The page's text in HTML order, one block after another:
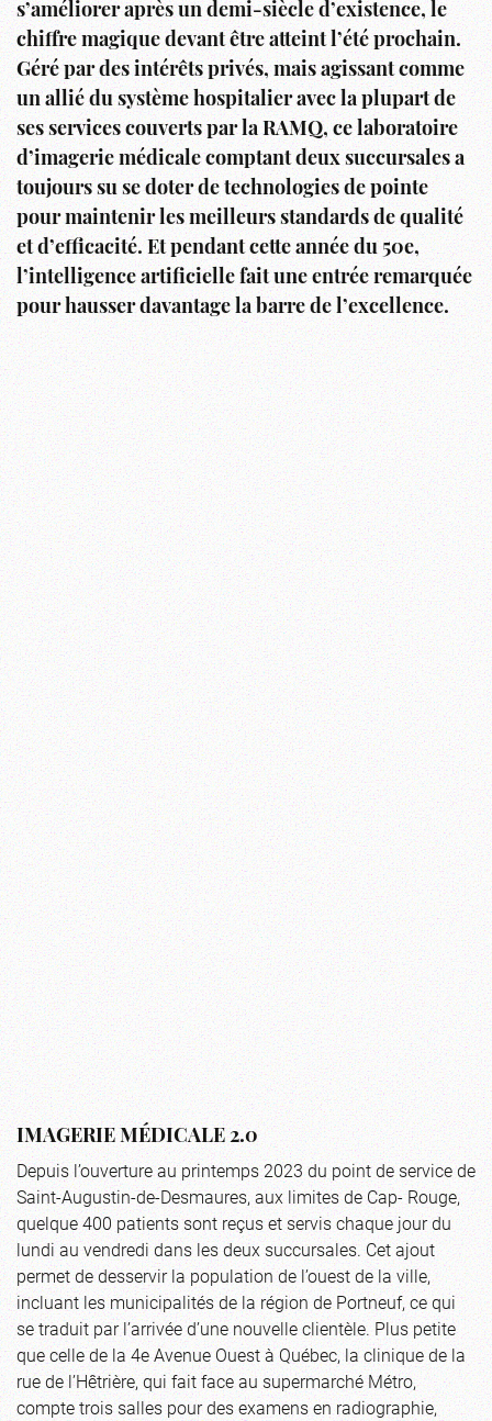
s’améliorer après un demi-siècle d’existence, le
chiffre magique devant être atteint l’été prochain.
Géré par des intérêts privés, mais agissant comme
un allié du système hospitalier avec la plupart de
ses services couverts par la RAMQ, ce laboratoire
d’imagerie médicale comptant deux succursales a
toujours su se doter de technologies de pointe
pour maintenir les meilleurs standards de qualité
et d’efficacité. Et pendant cette année du 50e,
l’intelligence artificielle fait une entrée remarquée
pour hausser davantage la barre de l’excellence.
IMAGERIE MÉDICALE 2.0
Depuis l’ouverture au printemps 2023 du point de service de
Saint-Augustin-de-Desmaures, aux limites de Cap- Rouge,
quelque 400 patients sont reçus et servis chaque jour du
lundi au vendredi dans les deux succursales. Cet ajout
permet de desservir la population de l’ouest de la ville,
incluant les municipalités de la région de Portneuf, ce qui
se traduit par l’arrivée d’une nouvelle clientèle. Plus petite
que celle de la 4e Avenue Ouest à Québec, la clinique de la
rue de l’Hêtrière, qui fait face au supermarché Métro,
compte trois salles pour des examens en radiographie,